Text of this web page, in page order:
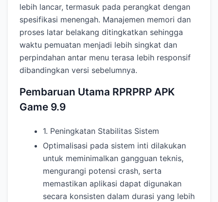
lebih lancar, termasuk pada perangkat dengan
spesifikasi menengah. Manajemen memori dan
proses latar belakang ditingkatkan sehingga
waktu pemuatan menjadi lebih singkat dan
perpindahan antar menu terasa lebih responsif
dibandingkan versi sebelumnya.
Pembaruan Utama RPRPRP APK
Game 9.9
1. Peningkatan Stabilitas Sistem
Optimalisasi pada sistem inti dilakukan
untuk meminimalkan gangguan teknis,
mengurangi potensi crash, serta
memastikan aplikasi dapat digunakan
secara konsisten dalam durasi yang lebih